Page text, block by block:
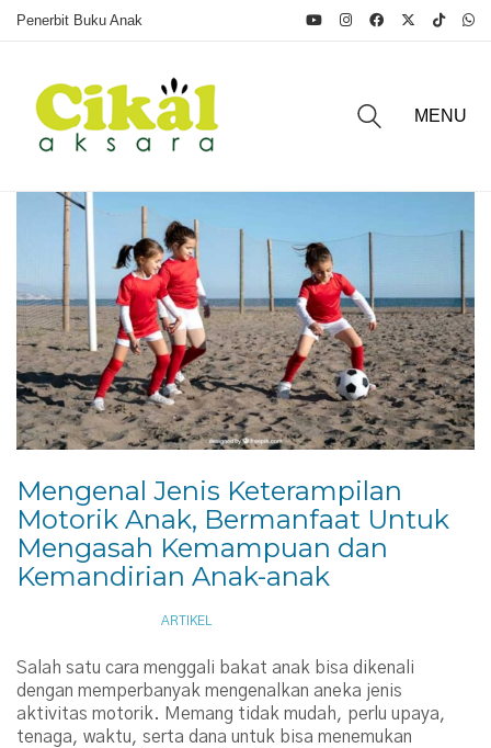
Penerbit Buku Anak
MENU
Mengenal Jenis Keterampilan
Motorik Anak, Bermanfaat Untuk
Mengasah Kemampuan dan
Kemandirian Anak-anak
ARTIKEL
Salah satu cara menggali bakat anak bisa dikenali
dengan memperbanyak mengenalkan aneka jenis
aktivitas motorik. Memang tidak mudah, perlu upaya,
tenaga, waktu, serta dana untuk bisa menemukan